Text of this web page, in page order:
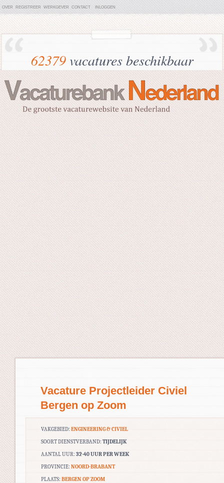
OVER REGISTREER WERKGEVER CONTACT INLOGGEN
62379vacatures beschikbaar
Vacature Projectleider Civiel
Bergen op Zoom
VAKGEBIED: ENGINEERING & CIVIEL
SOORT DIENSTVERBAND: TIJDELIJK
AANTAL UUR: 32-40 UUR PER WEEK
PROVINCIE: NOORD-BRABANT
PLAATS: BERGEN OP ZOOM